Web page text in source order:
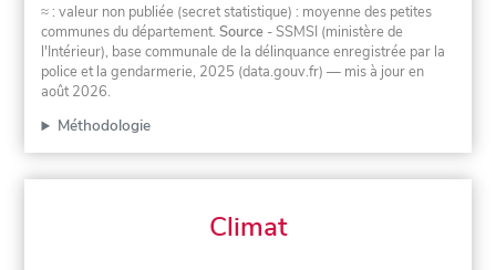
≈ : valeur non publiée (secret statistique) : moyenne des petites
communes du département.Source - SSMSI (ministère de
l'Intérieur), base communale de la délinquance enregistrée par la
police et la gendarmerie, 2025 (data.gouv.fr) — mis à jour en
août 2026.
Méthodologie
Climat